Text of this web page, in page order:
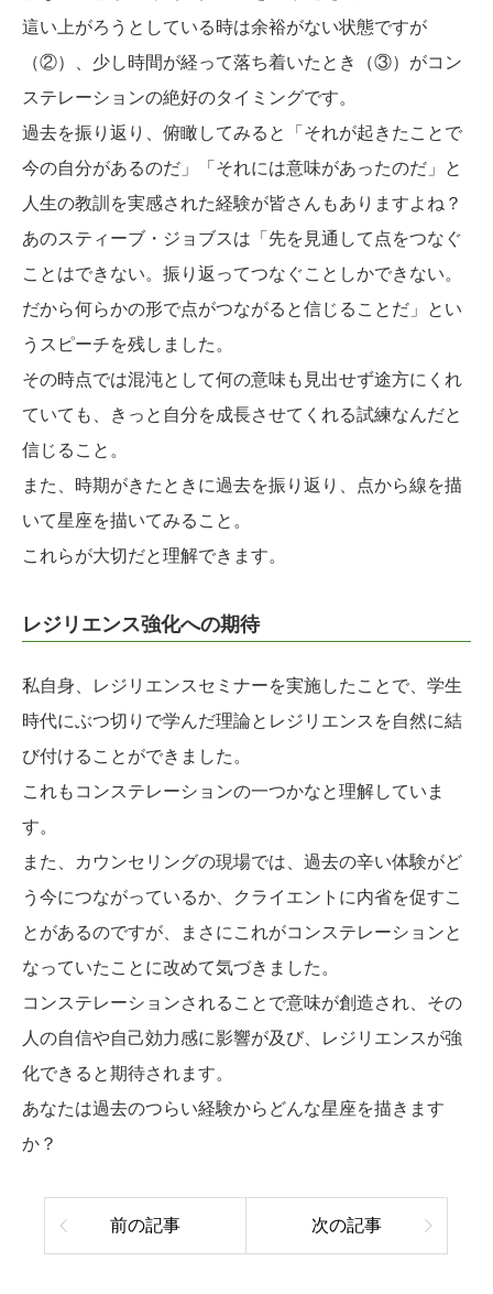
這い上がろうとしている時は余裕がない状態ですが
（②）、少し時間が経って落ち着いたとき（③）がコン
ステレーションの絶好のタイミングです。
過去を振り返り、俯瞰してみると「それが起きたことで
今の自分があるのだ」「それには意味があったのだ」と
人生の教訓を実感された経験が皆さんもありますよね？
あのスティーブ・ジョブスは「先を見通して点をつなぐ
ことはできない。振り返ってつなぐことしかできない。
だから何らかの形で点がつながると信じることだ」とい
うスピーチを残しました。
その時点では混沌として何の意味も見出せず途方にくれ
ていても、きっと自分を成長させてくれる試練なんだと
信じること。
また、時期がきたときに過去を振り返り、点から線を描
いて星座を描いてみること。
これらが大切だと理解できます。
レジリエンス強化への期待
私自身、レジリエンスセミナーを実施したことで、学生
時代にぶつ切りで学んだ理論とレジリエンスを自然に結
び付けることができました。
これもコンステレーションの一つかなと理解していま
す。
また、カウンセリングの現場では、過去の辛い体験がど
う今につながっているか、クライエントに内省を促すこ
とがあるのですが、まさにこれがコンステレーションと
なっていたことに改めて気づきました。
コンステレーションされることで意味が創造され、その
人の自信や自己効力感に影響が及び、レジリエンスが強
化できると期待されます。
あなたは過去のつらい経験からどんな星座を描きます
か？
前の記事 次の記事